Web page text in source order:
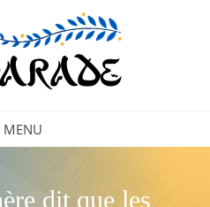
MENU
dit que les